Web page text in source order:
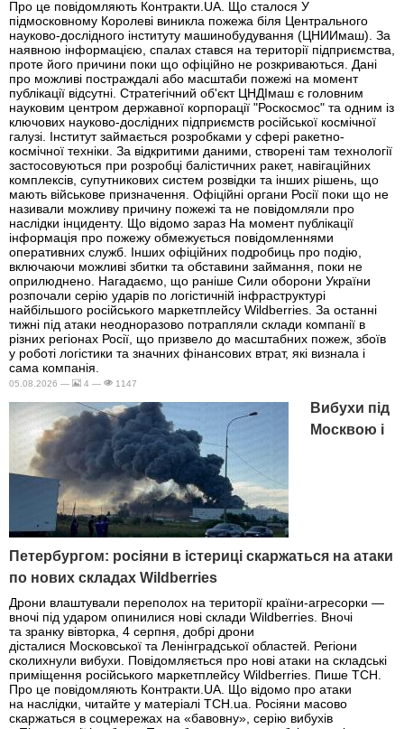
Про це повідомляють Контракти.UA. Що сталося У
підмосковному Королеві виникла пожежа біля Центрального
науково-дослідного інституту машинобудування (ЦНИИмаш). За
наявною інформацією, спалах стався на території підприємства,
проте його причини поки що офіційно не розкриваються. Дані
про можливі постраждалі або масштаби пожежі на момент
публікації відсутні. Стратегічний об'єкт ЦНДІмаш є головним
науковим центром державної корпорації "Роскосмос" та одним із
ключових науково-дослідних підприємств російської космічної
галузі. Інститут займається розробками у сфері ракетно-
космічної техніки. За відкритими даними, створені там технології
застосовуються при розробці балістичних ракет, навігаційних
комплексів, супутникових систем розвідки та інших рішень, що
мають військове призначення. Офіційні органи Росії поки що не
називали можливу причину пожежі та не повідомляли про
наслідки інциденту. Що відомо зараз На момент публікації
інформація про пожежу обмежується повідомленнями
оперативних служб. Інших офіційних подробиць про подію,
включаючи можливі збитки та обставини займання, поки не
оприлюднено. Нагадаємо, що раніше Сили оборони України
розпочали серію ударів по логістичній інфраструктурі
найбільшого російського маркетплейсу Wildberries. За останні
тижні під атаки неодноразово потрапляли склади компанії в
різних регіонах Росії, що призвело до масштабних пожеж, збоїв
у роботі логістики та значних фінансових втрат, які визнала і
сама компанія.
05.08.2026 — 4 — 1147
Вибухи під
Москвою і
Петербургом: росіяни в істериці скаржаться на атаки
по нових складах Wildberries
Дрони влаштували переполох на території країни-агресорки —
вночі під ударом опинилися нові склади Wildberries. Вночі
та зранку вівторка, 4 серпня, добрі дрони
дісталися Московської та Ленінградської областей. Регіони
сколихнули вибухи. Повідомляється про нові атаки на складські
приміщення російського маркетплейсу Wildberries. Пише ТСН.
Про це повідомляють Контракти.UA. Що відомо про атаки
на наслідки, читайте у матеріалі ТСН.ua. Росіяни масово
скаржаться в соцмережах на «бавовну», серію вибухів